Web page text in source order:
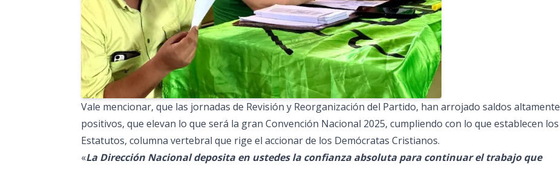
Vale mencionar, que las jornadas de Revisión y Reorganización del Partido, han arrojado saldos altamente
positivos, que elevan lo que será la gran Convención Nacional 2025, cumpliendo con lo que establecen los
Estatutos, columna vertebral que rige el accionar de los Demócratas Cristianos.
«La Dirección Nacional deposita en ustedes la confianza absoluta para continuar el trabajo que